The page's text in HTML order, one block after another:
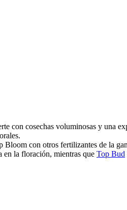
con cosechas voluminosas y una
Bloom con otros fertilizantes de la
en la floración, mientras que Top Bud